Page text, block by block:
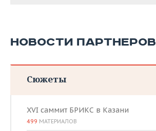
НОВОСТИ ПАРТНЕРОВ
Сюжеты
XVI саммит БРИКС в Казани
499 МАТЕРИАЛОВ